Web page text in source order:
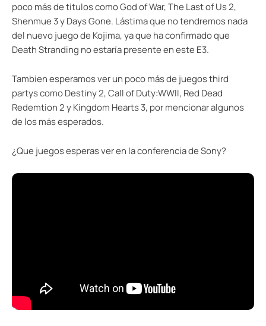
poco más de titulos como God of War, The Last of Us 2,
Shenmue 3 y Days Gone. Lástima que no tendremos nada
del nuevo juego de Kojima, ya que ha confirmado que
Death Stranding no estaría presente en este E3.
Tambien esperamos ver un poco más de juegos third
partys como Destiny 2, Call of Duty:WWII, Red Dead
Redemtion 2 y Kingdom Hearts 3, por mencionar algunos
de los más esperados.
¿Que juegos esperas ver en la conferencia de Sony?